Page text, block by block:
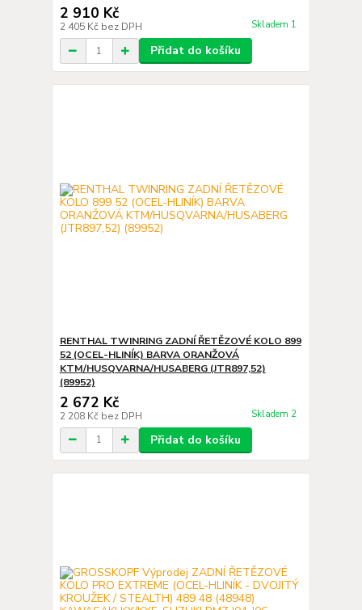
2 910 Kč
2 405 Kč bez DPH Skladem 1
Přidat do košíku
RENTHAL TWINRING ZADNÍ ŘETĚZOVÉ KOLO 899
52 (OCEL-HLINÍK) BARVA ORANŽOVÁ
KTM/HUSQVARNA/HUSABERG (JTR897,52)
(89952)
2 672 Kč
2 208 Kč bez DPH Skladem 2
Přidat do košíku